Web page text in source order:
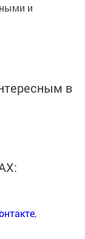
и
в
,